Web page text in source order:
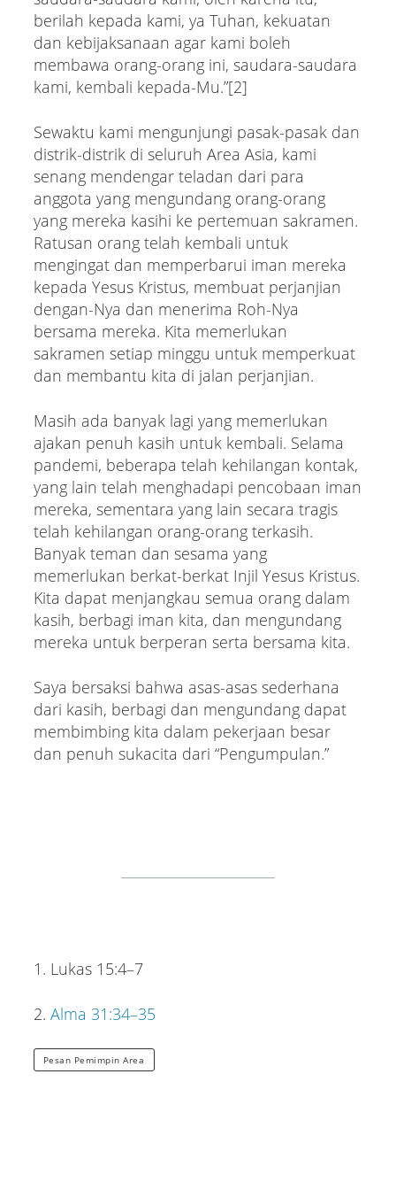
berilah kepada kami, ya Tuhan, kekuatan
dan kebijaksanaan agar kami boleh
membawa orang-orang ini, saudara-saudara
kami, kembali kepada-Mu.”[2]
Sewaktu kami mengunjungi pasak-pasak dan
distrik-distrik di seluruh Area Asia, kami
senang mendengar teladan dari para
anggota yang mengundang orang-orang
yang mereka kasihi ke pertemuan sakramen.
Ratusan orang telah kembali untuk
mengingat dan memperbarui iman mereka
kepada Yesus Kristus, membuat perjanjian
dengan-Nya dan menerima Roh-Nya
bersama mereka. Kita memerlukan
sakramen setiap minggu untuk memperkuat
dan membantu kita di jalan perjanjian.
Masih ada banyak lagi yang memerlukan
ajakan penuh kasih untuk kembali. Selama
pandemi, beberapa telah kehilangan kontak,
yang lain telah menghadapi pencobaan iman
mereka, sementara yang lain secara tragis
telah kehilangan orang-orang terkasih.
Banyak teman dan sesama yang
memerlukan berkat-berkat Injil Yesus Kristus.
Kita dapat menjangkau semua orang dalam
kasih, berbagi iman kita, dan mengundang
mereka untuk berperan serta bersama kita.
Saya bersaksi bahwa asas-asas sederhana
dari kasih, berbagi dan mengundang dapat
membimbing kita dalam pekerjaan besar
dan penuh sukacita dari “Pengumpulan.”
1. Lukas 15:4–7
2. Alma 31:34–35
Pesan Pemimpin Area